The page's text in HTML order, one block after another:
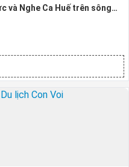
và Nghe Ca Huế trên sông